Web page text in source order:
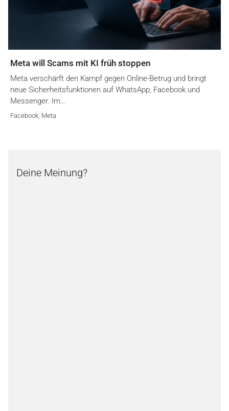
Meta will Scams mit KI früh stoppen
Meta verschärft den Kampf gegen Online-Betrug und bringt
neue Sicherheitsfunktionen auf WhatsApp, Facebook und
Messenger. Im…
Facebook, Meta
Deine Meinung?